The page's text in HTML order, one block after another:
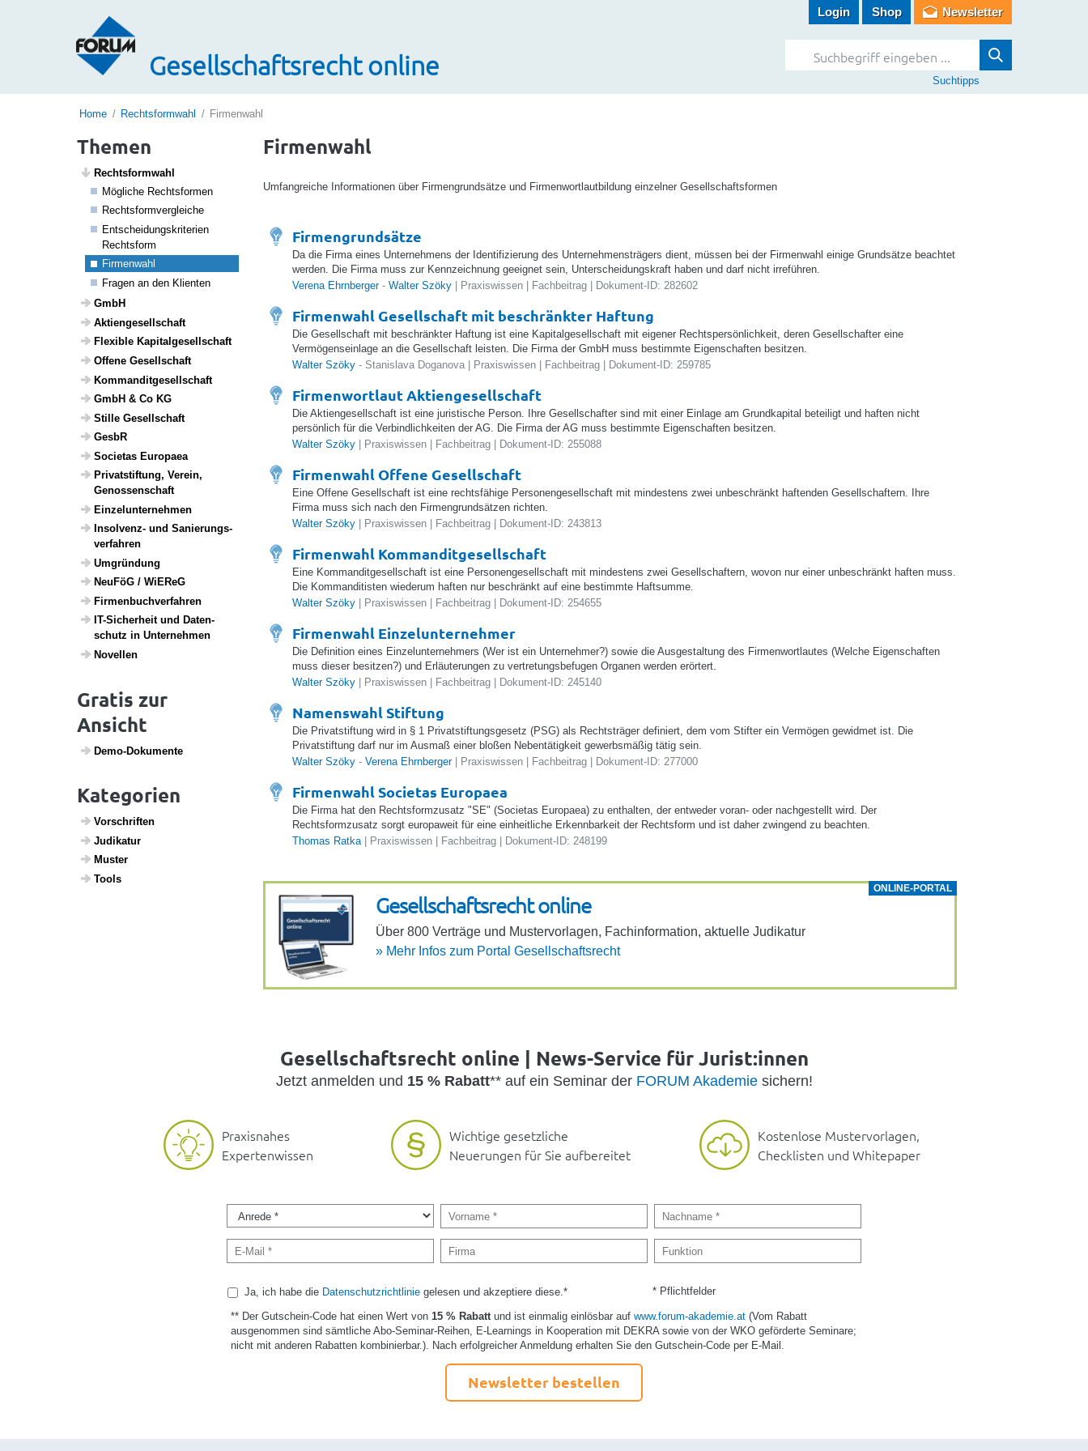
Gesellschaftsrecht online
Login Shop Newsletter
Suchtipps
Home Rechtsformwahl Firmenwahl
Themen
Rechts­form­wahl
Mögliche Rechts­formen
Rechts­form­ver­gleiche
Entschei­dungs­kri­te­rien
Rechts­form
Firmen­wahl
Fragen an den Klienten
GmbH
Akti­en­ge­sell­schaft
Flexible Kapi­tal­ge­sell­schaft
Offene Gesell­schaft
Komman­dit­ge­sell­schaft
GmbH & Co KG
Stille Gesell­schaft
GesbR
Soci­etas Euro­paea
Privat­stif­tung, Verein,
Genos­sen­schaft
Einzel­un­ter­nehmen
Insol­venz- und Sanie­rungs­
ver­fahren
Umgrün­dung
NeuFöG / WiEReG
Firmen­buch­ver­fahren
IT-Sicher­heit und Daten­
schutz in Unter­nehmen
Novellen
Gratis zur
Ansicht
Demo-Doku­mente
Kategorien
Vorschriften
Judi­katur
Muster
Tools
Firmenwahl
Umfangreiche Informationen über Firmengrundsätze und Firmenwortlautbildung einzelner Gesellschaftsformen
Firmengrundsätze
Da die Firma eines Unternehmens der Identifizierung des Unternehmensträgers dient, müssen bei der Firmenwahl einige Grundsätze beachtet
werden. Die Firma muss zur Kennzeichnung geeignet sein, Unterscheidungskraft haben und darf nicht irreführen.
Verena Ehrnberger-Walter Szöky | Praxiswissen | Fachbeitrag | Dokument-ID: 282602
Firmenwahl Gesellschaft mit beschränkter Haftung
Die Gesellschaft mit beschränkter Haftung ist eine Kapitalgesellschaft mit eigener Rechtspersönlichkeit, deren Gesellschafter eine
Vermögenseinlage an die Gesellschaft leisten. Die Firma der GmbH muss bestimmte Eigenschaften besitzen.
Walter Szöky - Stanislava Doganova | Praxiswissen | Fachbeitrag | Dokument-ID: 259785
Firmenwortlaut Aktiengesellschaft
Die Aktiengesellschaft ist eine juristische Person. Ihre Gesellschafter sind mit einer Einlage am Grundkapital beteiligt und haften nicht
persönlich für die Verbindlichkeiten der AG. Die Firma der AG muss bestimmte Eigenschaften besitzen.
Walter Szöky | Praxiswissen | Fachbeitrag | Dokument-ID: 255088
Firmenwahl Offene Gesellschaft
Eine Offene Gesellschaft ist eine rechtsfähige Personengesellschaft mit mindestens zwei unbeschränkt haftenden Gesellschaftern. Ihre
Firma muss sich nach den Firmengrundsätzen richten.
Walter Szöky | Praxiswissen | Fachbeitrag | Dokument-ID: 243813
Firmenwahl Kommanditgesellschaft
Eine Kommanditgesellschaft ist eine Personengesellschaft mit mindestens zwei Gesellschaftern, wovon nur einer unbeschränkt haften muss.
Die Kommanditisten wiederum haften nur beschränkt auf eine bestimmte Haftsumme.
Walter Szöky | Praxiswissen | Fachbeitrag | Dokument-ID: 254655
Firmenwahl Einzelunternehmer
Die Definition eines Einzelunternehmers (Wer ist ein Unternehmer?) sowie die Ausgestaltung des Firmenwortlautes (Welche Eigenschaften
muss dieser besitzen?) und Erläuterungen zu vertretungsbefugen Organen werden erörtert.
Walter Szöky | Praxiswissen | Fachbeitrag | Dokument-ID: 245140
Namenswahl Stiftung
Die Privatstiftung wird in § 1 Privatstiftungsgesetz (PSG) als Rechtsträger definiert, dem vom Stifter ein Vermögen gewidmet ist. Die
Privatstiftung darf nur im Ausmaß einer bloßen Nebentätigkeit gewerbsmäßig tätig sein.
Walter Szöky -Verena Ehrnberger| Praxiswissen | Fachbeitrag | Dokument-ID: 277000
Firmenwahl Societas Europaea
Die Firma hat den Rechtsformzusatz "SE" (Societas Europaea) zu enthalten, der entweder voran- oder nachgestellt wird. Der
Rechtsformzusatz sorgt europaweit für eine einheitliche Erkennbarkeit der Rechtsform und ist daher zwingend zu beachten.
Thomas Ratka| Praxiswissen | Fachbeitrag | Dokument-ID: 248199
ONLINE-PORTAL
Gesell­schafts­recht online
Über 800 Verträge und Muster­vor­lagen, Fach­in­for­ma­tion, aktu­elle Judi­katur
» Mehr Infos zum Portal Gesell­schafts­recht
Gesellschaftsrecht online | News-Service für Jurist:innen
Jetzt anmelden und 15 % Rabatt** auf ein Seminar der FORUM Akademiesichern!
Praxisnahes
Expertenwissen
Wichtige gesetzliche
Neuerungen für Sie aufbereitet
Kostenlose Mustervorlagen,
Checklisten und Whitepaper
Ja, ich habe die Datenschutzrichtliniegelesen und akzeptiere diese.* * Pflichtfelder
** Der Gutschein-Code hat einen Wert von15 % Rabattund ist einmalig einlösbar aufwww.forum-akademie.at (Vom Rabatt
ausgenommen sind sämtliche Abo-Seminar-Reihen, E-Learnings in Kooperation mit DEKRA sowie von der WKO geförderte Seminare;
nicht mit anderen Rabatten kombinierbar.). Nach erfolgreicher Anmeldung erhalten Sie den Gutschein-Code per E-Mail.
Newsletter bestellen